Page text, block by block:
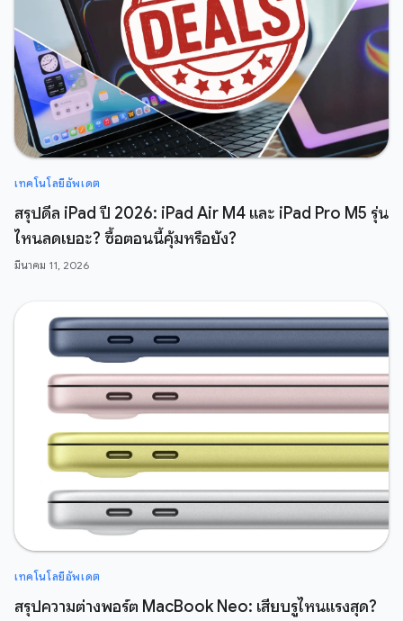
เทคโนโลยีอัพเดต
สรุปดีล iPad ปี 2026: iPad Air M4 และ iPad Pro M5 รุ่น
ไหนลดเยอะ? ซื้อตอนนี้คุ้มหรือยัง?
มีนาคม 11, 2026
เทคโนโลยีอัพเดต
สรุปความต่างพอร์ต MacBook Neo: เสียบรูไหนแรงสุด?